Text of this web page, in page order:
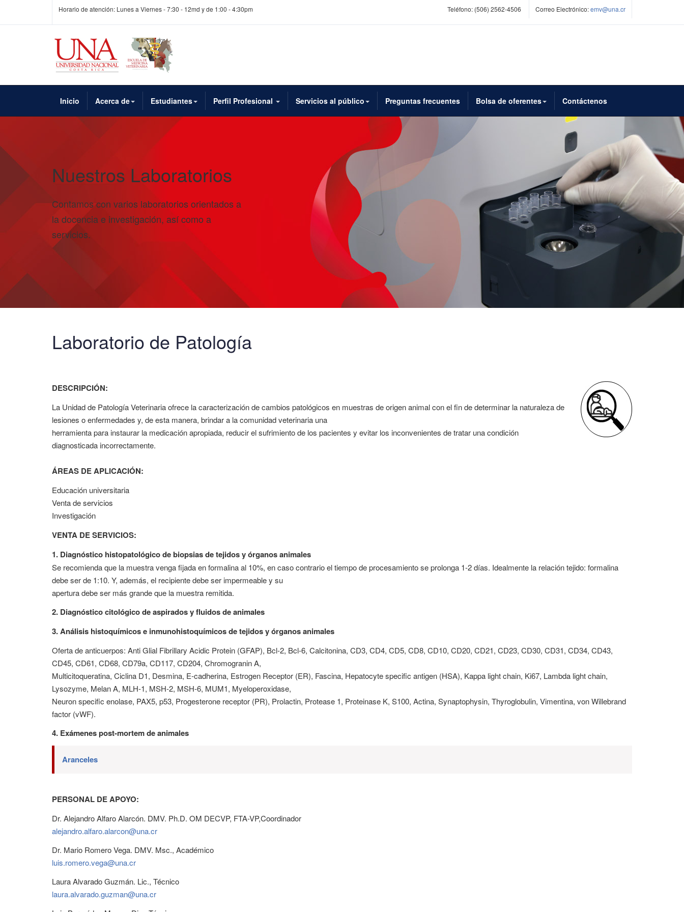
Horario de atención: Lunes a Viernes - 7:30 - 12md y de 1:00 - 4:30pm Teléfono: (506) 2562-4506 Correo Electrónico:emv@una.cr
Inicio Acerca de Estudiantes Perfil Profesional Servicios al público Preguntas frecuentes Bolsa de oferentes Contáctenos
Nuestros Laboratorios
Contamos con varios laboratorios orientados a
la docencia e investigación, así como a
servicios.
Laboratorio de Patología
DESCRIPCIÓN:
La Unidad de Patología Veterinaria ofrece la caracterización de cambios patológicos en muestras de origen animal con el fin de determinar la naturaleza de
lesiones o enfermedades y, de esta manera, brindar a la comunidad veterinaria una
herramienta para instaurar la medicación apropiada, reducir el sufrimiento de los pacientes y evitar los inconvenientes de tratar una condición
diagnosticada incorrectamente.
ÁREAS DE APLICACIÓN:
Educación universitaria
Venta de servicios
Investigación
VENTA DE SERVICIOS:
1. Diagnóstico histopatológico de biopsias de tejidos y órganos animales
Se recomienda que la muestra venga fijada en formalina al 10%, en caso contrario el tiempo de procesamiento se prolonga 1-2 días. Idealmente la relación tejido: formalina
debe ser de 1:10. Y, además, el recipiente debe ser impermeable y su
apertura debe ser más grande que la muestra remitida.
2. Diagnóstico citológico de aspirados y fluidos de animales
3. Análisis histoquímicos e inmunohistoquímicos de tejidos y órganos animales
Oferta de anticuerpos: Anti Glial Fibrillary Acidic Protein (GFAP), Bcl-2, Bcl-6, Calcitonina, CD3, CD4, CD5, CD8, CD10, CD20, CD21, CD23, CD30, CD31, CD34, CD43,
CD45, CD61, CD68, CD79a, CD117, CD204, Chromogranin A,
Multicitoqueratina, Ciclina D1, Desmina, E-cadherina, Estrogen Receptor (ER), Fascina, Hepatocyte specific antigen (HSA), Kappa light chain, Ki67, Lambda light chain,
Lysozyme, Melan A, MLH-1, MSH-2, MSH-6, MUM1, Myeloperoxidase,
Neuron specific enolase, PAX5, p53, Progesterone receptor (PR), Prolactin, Protease 1, Proteinase K, S100, Actina, Synaptophysin, Thyroglobulin, Vimentina, von Willebrand
factor (vWF).
4. Exámenes post-mortem de animales
Aranceles
PERSONAL DE APOYO:
Dr. Alejandro Alfaro Alarcón. DMV. Ph.D. OM DECVP, FTA-VP,Coordinador
alejandro.alfaro.alarcon@una.cr
Dr. Mario Romero Vega. DMV. Msc., Académico
luis.romero.vega@una.cr
Laura Alvarado Guzmán. Lic., Técnico
laura.alvarado.guzman@una.cr